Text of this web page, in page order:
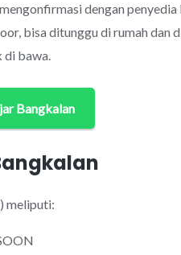
dengan
bisa ditunggu di rumah dan
di bawa.
Bangkalan
meliputi: